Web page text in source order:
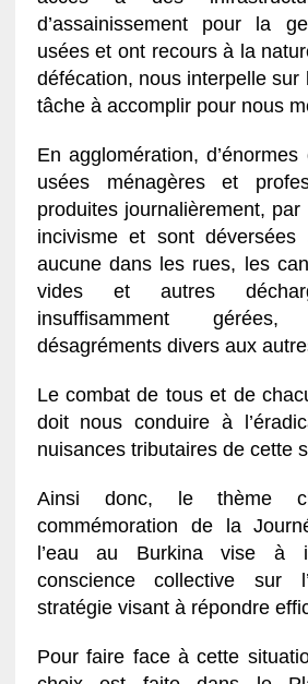
d’assainissement pour la
usées et ont recours à la
défécation, nous interpelle sur
tâche à accomplir pour nous
En agglomération, d’énormes
usées ménagères et
produites journalièrement,
incivisme et sont déversées
aucune dans les rues, les
vides et autres
insuffisamment
désagréments divers aux
Le combat de tous et de
doit nous conduire à
nuisances tributaires de cette
Ainsi donc, le thème
commémoration de la
l’eau au Burkina vise à
conscience collective sur
stratégie visant à répondre
Pour faire face à cette